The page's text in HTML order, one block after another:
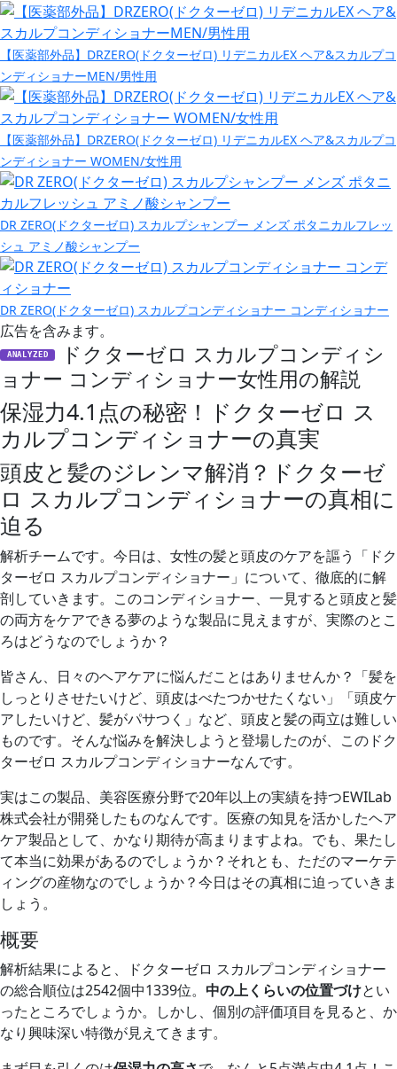
【医薬部外品】DRZERO(ドクターゼロ) リデニカルEX ヘア&スカルプコ
ンディショナーMEN/男性用
【医薬部外品】DRZERO(ドクターゼロ) リデニカルEX ヘア&スカルプコ
ンディショナー WOMEN/女性用
DR ZERO(ドクターゼロ) スカルプシャンプー メンズ ポタニカルフレッ
シュ アミノ酸シャンプー
DR ZERO(ドクターゼロ) スカルプコンディショナー コンディショナー
広告を含みます。
ANALYZED
ドクターゼロ スカルプコンディシ
ョナー コンディショナー女性用の解説
保湿力4.1点の秘密！ドクターゼロ ス
カルプコンディショナーの真実
頭皮と髪のジレンマ解消？ドクターゼ
ロ スカルプコンディショナーの真相に
迫る
解析チームです。今日は、女性の髪と頭皮のケアを謳う「ドク
ターゼロ スカルプコンディショナー」について、徹底的に解
剖していきます。このコンディショナー、一見すると頭皮と髪
の両方をケアできる夢のような製品に見えますが、実際のとこ
ろはどうなのでしょうか？
皆さん、日々のヘアケアに悩んだことはありませんか？「髪を
しっとりさせたいけど、頭皮はべたつかせたくない」「頭皮ケ
アしたいけど、髪がパサつく」など、頭皮と髪の両立は難しい
ものです。そんな悩みを解決しようと登場したのが、このドク
ターゼロ スカルプコンディショナーなんです。
実はこの製品、美容医療分野で20年以上の実績を持つEWILab
株式会社が開発したものなんです。医療の知見を活かしたヘア
ケア製品として、かなり期待が高まりますよね。でも、果たし
て本当に効果があるのでしょうか？それとも、ただのマーケテ
ィングの産物なのでしょうか？今日はその真相に迫っていきま
しょう。
概要
解析結果によると、ドクターゼロ スカルプコンディショナー
の総合順位は2542個中1339位。 中の上くらいの位置づけとい
ったところでしょうか。しかし、個別の評価項目を見ると、か
なり興味深い特徴が見えてきます。